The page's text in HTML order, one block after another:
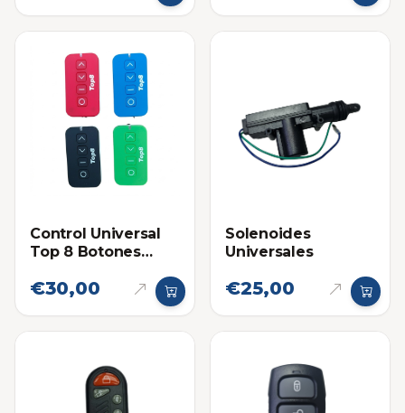
Control Universal
Top 8 Botones
€30,00
Solenoides
Universales
€25,00